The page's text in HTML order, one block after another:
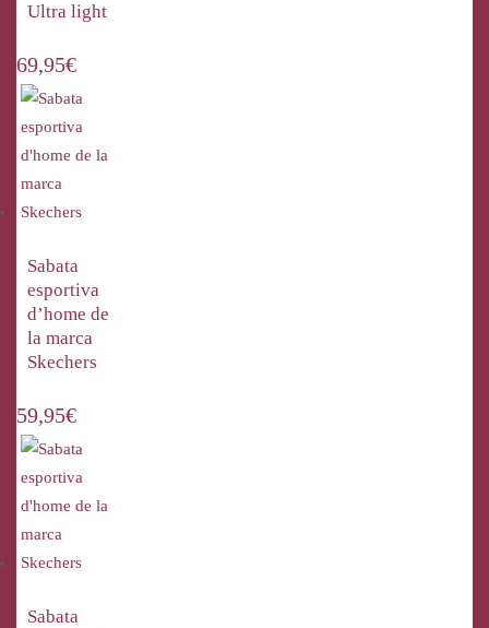
Ultra light
69,95€
Sabata
esportiva
d’home de
la marca
Skechers
59,95€
Sabata